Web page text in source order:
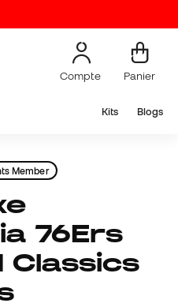
Compte Panier
Kits Blogs
Member
76Ers
Classics